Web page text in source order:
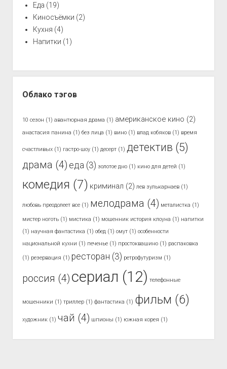
Еда (19)
Киносъёмки (2)
Кухня (4)
Напитки (1)
Облако тэгов
10 сезон (1) авантюрная драма (1) американское кино (2)
анастасия панина (1) без лица (1) вино(1) влад кобяков(1) время
счастливых(1) гастро-шоу(1) десерт(1) детектив (5)
драма (4) еда (3) золотое дно(1) кино для детей (1)
комедия (7) криминал (2) лев зулькарнаев(1)
любовь преодолеет все(1) мелодрама (4) металистка (1)
мистер ноготь(1) мистика (1) мошенник история клоуна (1) напитки
(1) научная фантастика (1) обед(1) омут(1) особенности
национальной кухни (1) печенье(1) простоквашино(1) распаковка
(1) резервация (1) ресторан (3) ретрофутуризм (1)
россия (4) сериал (12) телефонные
мошенники (1) триллер(1) фантастика (1) фильм (6)
художник(1) чай (4) шпионы (1) южная корея (1)